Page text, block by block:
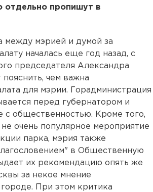
отдельно пропишут в
между мэрией и думой за
началась еще год назад, с
председателя Александра
пояснить, чем важна
для мэрии. Горадминистрация
перед губернатором и
с общественностью. Кроме того,
не очень популярное мероприятие
парка, мэрия также
в Общественную
их рекомендацию опять же
за некое мнение
При этом критика